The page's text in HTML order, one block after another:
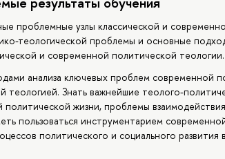
проблемные узлы классической и
теологической проблемы и основные
и современной политической теологии.
анализа ключевых проблем современной
теологией. Знать важнейшие теолого-
политической жизни, проблемы
пользоваться инструментарием
политического и социального